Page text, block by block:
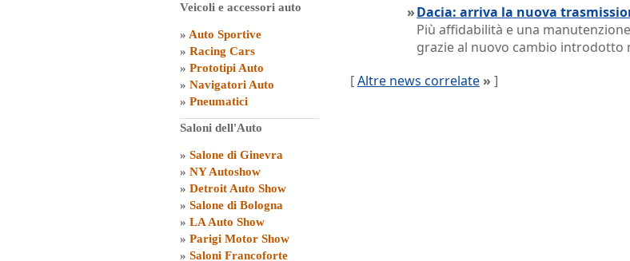
Veicoli e accessori auto
» Auto Sportive
» Racing Cars
» Prototipi Auto
» Navigatori Auto
» Pneumatici
Saloni dell'Auto
» Salone di Ginevra
» NY Autoshow
» Detroit Auto Show
» Salone di Bologna
» LA Auto Show
» Parigi Motor Show
» Saloni Francoforte
»Dacia: arriva la nuova
Più affidabilità e una
grazie al nuovo cambio introdotto
[Altre news correlate » ]